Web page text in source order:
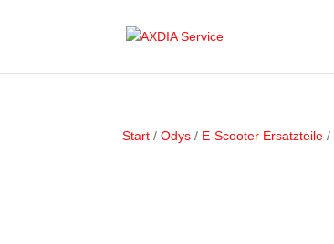
Start /Odys / E-Scooter Ersatzteile /